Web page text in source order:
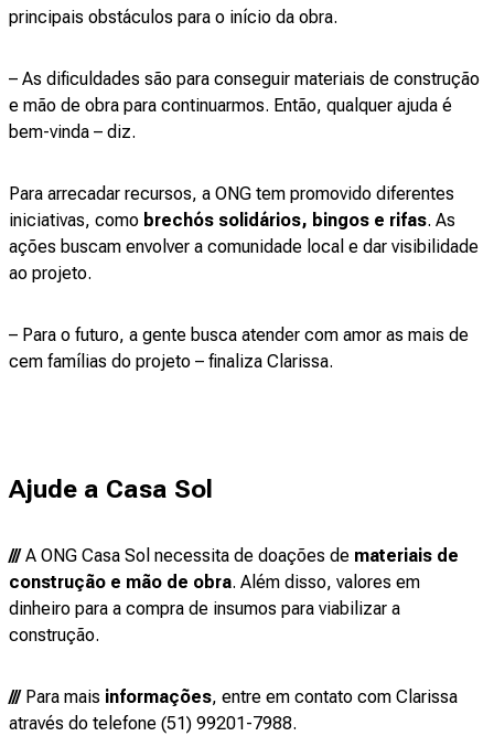
principais obstáculos para o início da obra.
– As dificuldades são para conseguir materiais de construção
e mão de obra para continuarmos. Então, qualquer ajuda é
bem-vinda – diz.
Para arrecadar recursos, a ONG tem promovido diferentes
iniciativas, como brechós solidários, bingos e rifas. As
ações buscam envolver a comunidade local e dar visibilidade
ao projeto.
– Para o futuro, a gente busca atender com amor as mais de
cem famílias do projeto – finaliza Clarissa.
Ajude a Casa Sol
///A ONG Casa Sol necessita de doações de materiais de
construção e mão de obra. Além disso, valores em
dinheiro para a compra de insumos para viabilizar a
construção.
///Para mais informações, entre em contato com Clarissa
através do telefone (51) 99201-7988.